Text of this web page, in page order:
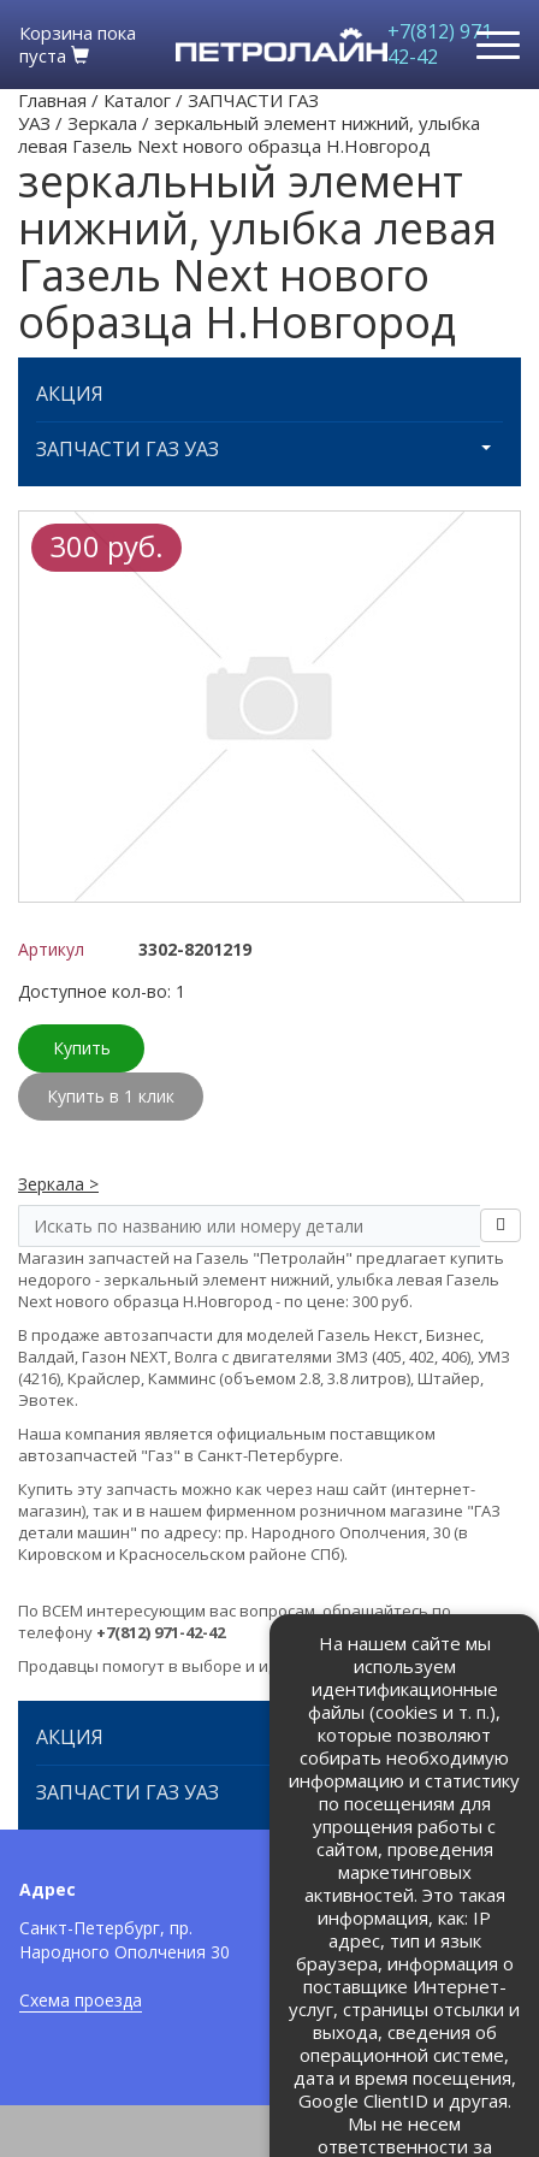
Корзина пока
пуста
+7(812) 971-
42-42
Главная / Каталог / ЗАПЧАСТИ ГАЗ
УАЗ / Зеркала / зеркальный элемент нижний, улыбка
левая Газель Next нового образца Н.Новгород
зеркальный элемент
нижний, улыбка левая
Газель Next нового
образца Н.Новгород
АКЦИЯ
ЗАПЧАСТИ ГАЗ УАЗ
300 руб.
Артикул
3302-8201219
Доступное кол-во: 1
Купить
Купить в 1 клик
Зеркала >
Магазин запчастей на Газель "Петролайн" предлагает купить
недорого - зеркальный элемент нижний, улыбка левая Газель
Next нового образца Н.Новгород - по цене: 300 руб.
В продаже автозапчасти для моделей Газель Некст, Бизнес,
Валдай, Газон NEXT, Волга с двигателями ЗМЗ (405, 402, 406), УМЗ
(4216), Крайслер, Камминс (объемом 2.8, 3.8 литров), Штайер,
Эвотек.
Наша компания является официальным поставщиком
автозапчастей "Газ" в Санкт-Петербурге.
Купить эту запчасть можно как через наш сайт (интернет-
магазин), так и в нашем фирменном розничном магазине "ГАЗ
детали машин" по адресу: пр. Народного Ополчения, 30 (в
Кировском и Красносельском районе СПб).
По ВСЕМ интересующим вас вопросам, обращайтесь по
телефону +7(812) 971-42-42
Продавцы помогут в выборе и идентификации товара.
АКЦИЯ
ЗАПЧАСТИ ГАЗ УАЗ
Адрес
Санкт-Петербург, пр.
Народного Ополчения 30
Схема проезда
Телефоны:
+7 (812) 971-42-42
Политика об обработке и
защите персональных данных
Соглашение на обработку
персональных данных
На нашем сайте мы
используем
идентификационные
файлы (cookies и т. п.),
которые позволяют
собирать необходимую
информацию и статистику
по посещениям для
упрощения работы с
сайтом, проведения
маркетинговых
активностей. Это такая
информация, как: IP
адрес, тип и язык
браузера, информация о
поставщике Интернет-
услуг, страницы отсылки и
выхода, сведения об
операционной системе,
дата и время посещения,
Google ClientID и другая.
Мы не несем
ответственности за